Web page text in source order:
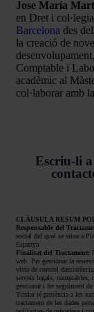
Jose María
en Dret i
Barcelona des
la creació de
Comptable i
acadèmic al
col·laborar amb
Escriu-li a
CLÀUSULA RESUM
Responsable del
social del qual se situa a
Espanya
Finalitat del Tractament:
web. Per gestionar la
vista de control
serveis legals, comptables,
gestionar i fer seguiment
Titular té presència a les
tractament de les dades